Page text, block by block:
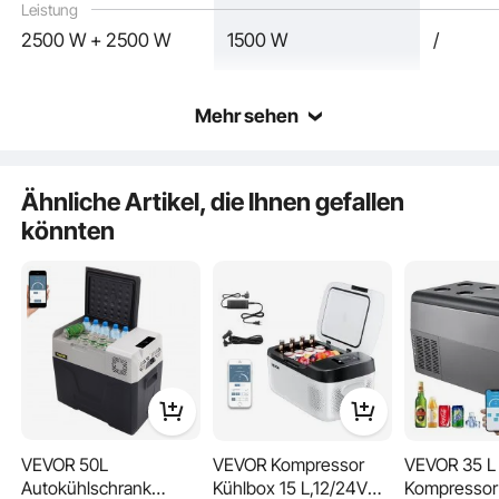
Der Pizzamaker ist aus lebensmittelechtem Material gefertigt und garantiert
nicht nur Langlebigkeit, sondern auch eine gesunde Backumgebung. Das leicht
zu reinigende Innenmaterial ermöglicht zudem eine mühelose Reinigung und
Leistung
2500 W + 2500 W 1500 W /
Mehr sehen
Ähnliche Artikel, die Ihnen gefallen
könnten
VEVOR 50L
Autokühlschrank
VEVOR Kompressor
Kühlbox 15 L,12/24V
VEVOR 35 L